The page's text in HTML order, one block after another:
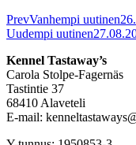
PrevVanhempi uutinen
Uudempi uutinen
Kennel Tastaway’s
Carola Stolpe-Fagernäs
Tastintie 37
68410 Alaveteli
E-mail: